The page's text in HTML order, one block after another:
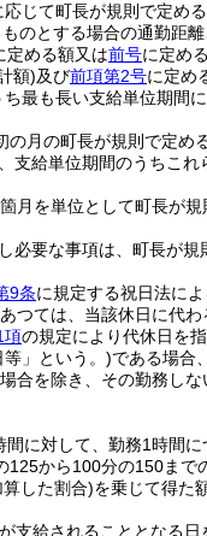
じて町長が規則で定め
のとする場合の通勤距
定める額又は前号に定め
額)及び前項第2号に定め
最も長い支給単位期間
の月の町長が規則で定め
支給単位期間のうちこれ
月を単位として町長が規
要な事項は、町長が規
9条に規定する祝日法によ
つては、当該休日に代
項の規定により代休日を
」という。)である場合、
合を除き、その勤務しな
に対して、勤務1時間に
から100分の150まで
した割合)を乗じて得た
支給されることとなる日